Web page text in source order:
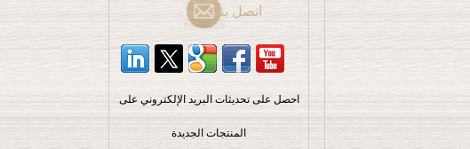
اتصل بنا
احصل على تحديثات البريد الإلكتروني على
المنتجات الجديدةشماعات الخشب الزان
مع قفل شريط الصين